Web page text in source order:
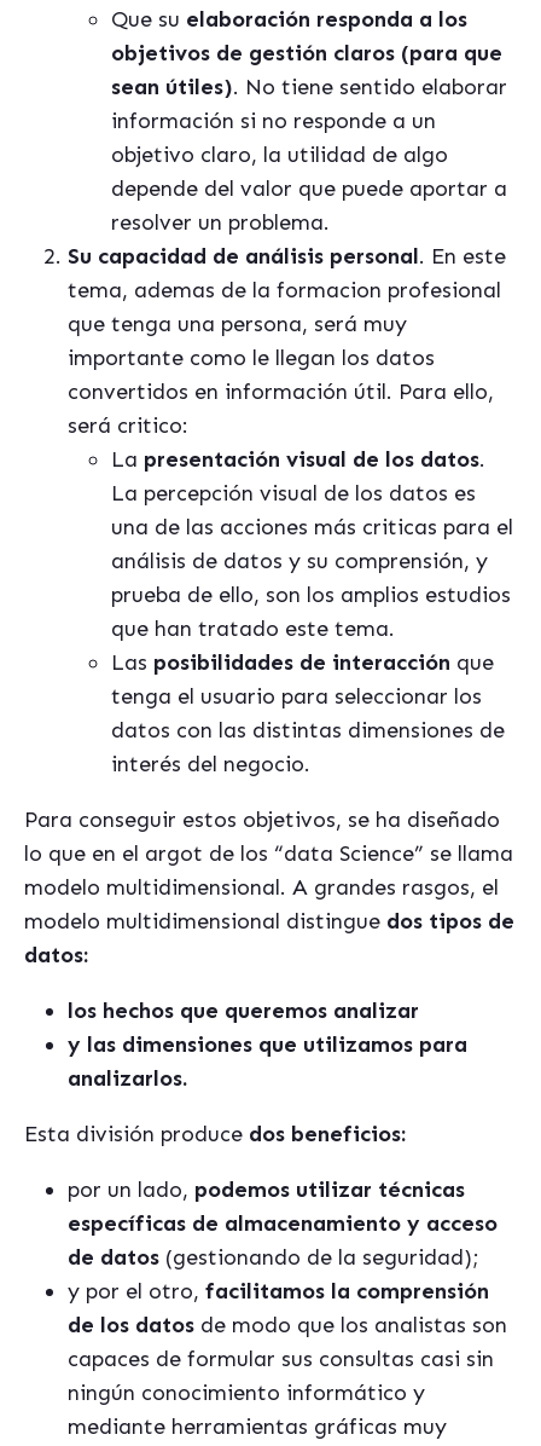
Que su elaboración responda a los
objetivos de gestión claros (para que
sean útiles). No tiene sentido elaborar
información si no responde a un
objetivo claro, la utilidad de algo
depende del valor que puede aportar a
resolver un problema.
Su capacidad de análisis personal. En este
tema, ademas de la formacion profesional
que tenga una persona, será muy
importante como le llegan los datos
convertidos en información útil. Para ello,
será critico:
La presentación visual de los datos.
La percepción visual de los datos es
una de las acciones más criticas para el
análisis de datos y su comprensión, y
prueba de ello, son los amplios estudios
que han tratado este tema.
Las posibilidades de interacción que
tenga el usuario para seleccionar los
datos con las distintas dimensiones de
interés del negocio.
Para conseguir estos objetivos, se ha diseñado
lo que en el argot de los “data Science” se llama
modelo multidimensional. A grandes rasgos, el
modelo multidimensional distingue dos tipos de
datos:
los hechos que queremos analizar
y las dimensiones que utilizamos para
analizarlos.
Esta división produce dos beneficios:
por un lado, podemos utilizar técnicas
específicas de almacenamiento y acceso
de datos (gestionando de la seguridad);
y por el otro, facilitamos la comprensión
de los datos de modo que los analistas son
capaces de formular sus consultas casi sin
ningún conocimiento informático y
mediante herramientas gráficas muy